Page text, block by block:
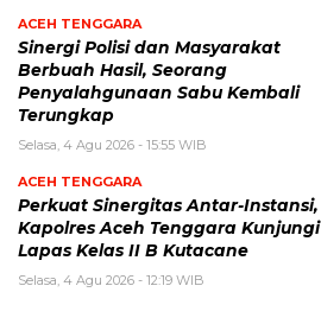
ACEH TENGGARA
Sinergi Polisi dan Masyarakat
Berbuah Hasil, Seorang
Penyalahgunaan Sabu Kembali
Terungkap
Selasa, 4 Agu 2026 - 15:55 WIB
ACEH TENGGARA
Perkuat Sinergitas Antar-Instansi,
Kapolres Aceh Tenggara Kunjungi
Lapas Kelas II B Kutacane
Selasa, 4 Agu 2026 - 12:19 WIB